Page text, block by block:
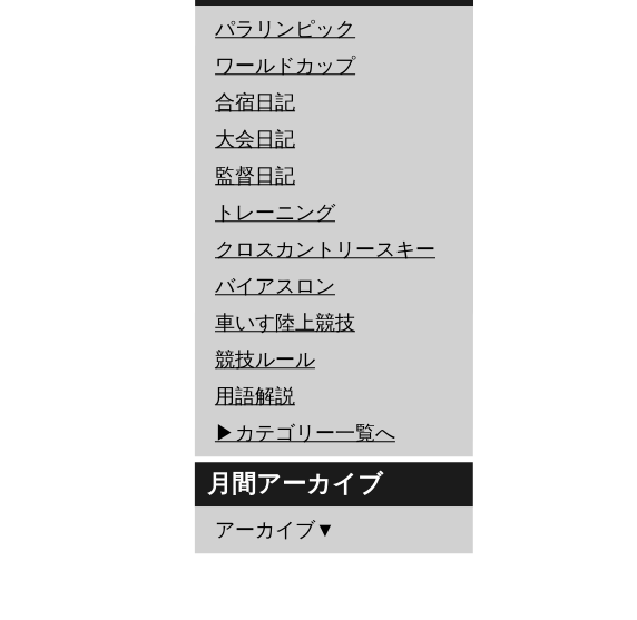
パラリンピック
ワールドカップ
合宿日記
大会日記
監督日記
トレーニング
クロスカントリースキー
バイアスロン
車いす陸上競技
競技ルール
用語解説
▶︎カテゴリー一覧へ
月間アーカイブ
アーカイブ▼